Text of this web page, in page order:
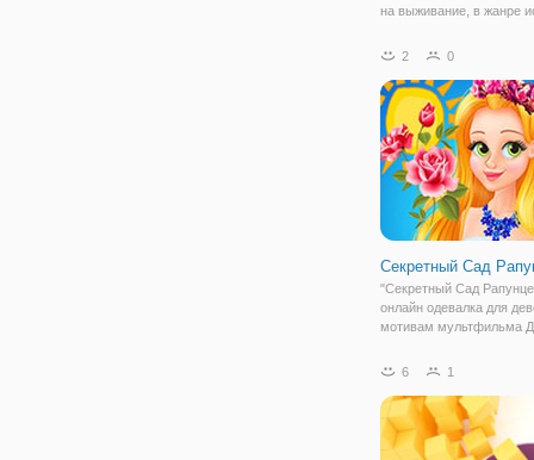
на выживание, в жанре
окружении
единственной целью -
мощной и
2 0
Секретный Сад
"Секретный Сад
онлайн одевалка для
мотивам мультфильма
более современном
решила устроить
Давайте поможем
6 1